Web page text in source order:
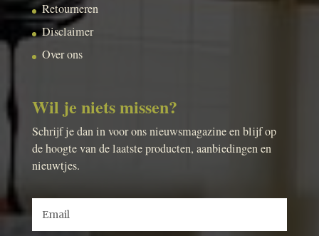
Retourneren
Disclaimer
Over ons
Wil je niets missen?
Schrijf je dan in voor ons nieuwsmagazine en blijf op
de hoogte van de laatste producten, aanbiedingen en
nieuwtjes.